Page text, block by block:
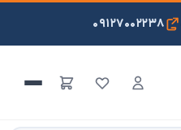
۰۹۱۲۷۰۰۲۲۳۸